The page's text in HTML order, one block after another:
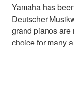
Yamaha has
Deutscher
grand pianos are
choice for many